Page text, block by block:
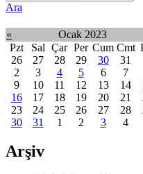
Ara
« Ocak 2023
Pzt
Sal Çar Per Cum Cmt
26
27 28 29 30 31
2
3 4 5 6 7
9
10 11 12 13 14
16
17 18 19 20 21
23
24 25 26 27 28
30
31 1 2 3 4
Arşiv